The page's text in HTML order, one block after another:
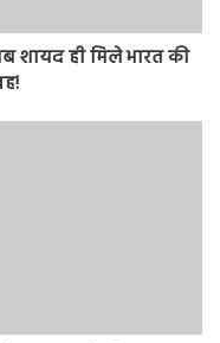
शायद ही मिले भारत की